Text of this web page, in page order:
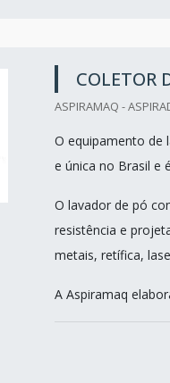
COLETOR
ASPIRAMAQ -
O equipamento de
e única no Brasil e
O lavador de pó
resistência e
metais, retífica,
A Aspiramaq